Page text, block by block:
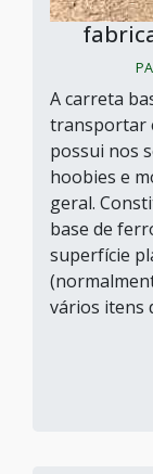
A carreta
transportar
possui nos
hoobies e
geral.
base de
superfície
vários itens